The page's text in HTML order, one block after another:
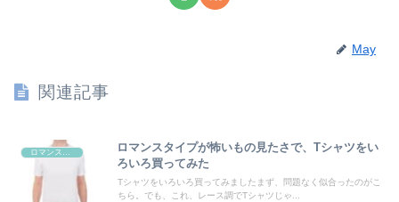
May
関連記事
ロマンスタイプが怖いもの見たさで、Tシャツをい
ろいろ買ってみた
Tシャツをいろいろ買ってみましたまず、問題なく似合ったのがこ
ちら。でも、これ、レース調でTシャツじゃ...